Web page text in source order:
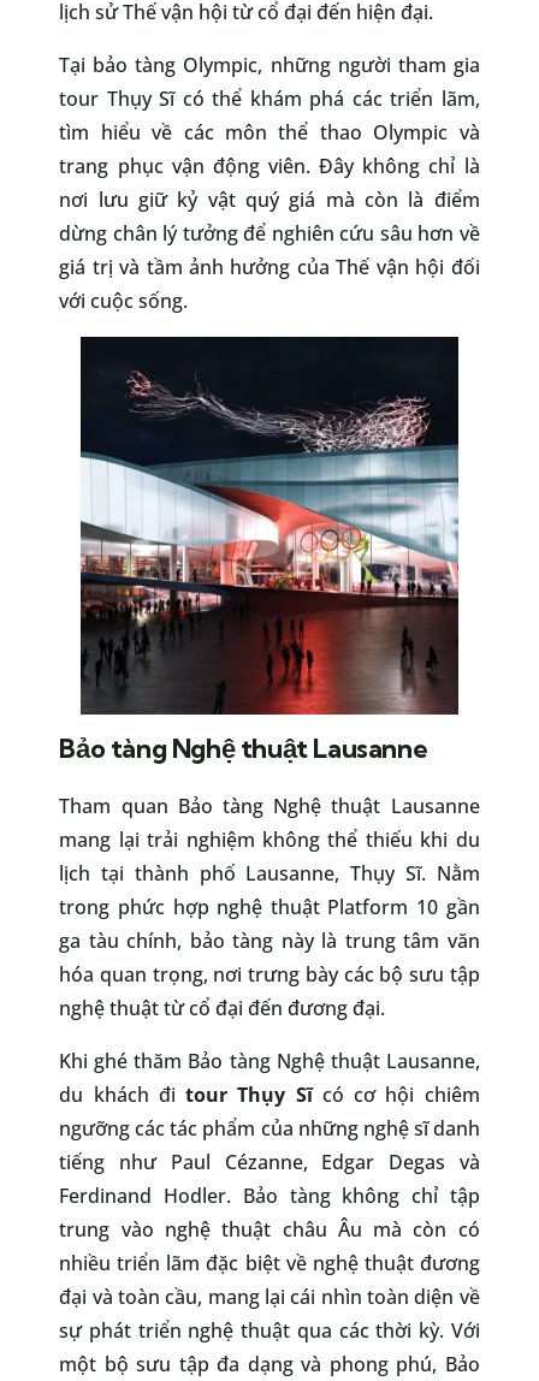
lịch sử Thế vận hội từ cổ đại đến hiện đại.
Tại bảo tàng Olympic, những người tham gia
tour Thụy Sĩ có thể khám phá các triển lãm,
tìm hiểu về các môn thể thao Olympic và
trang phục vận động viên. Đây không chỉ là
nơi lưu giữ kỷ vật quý giá mà còn là điểm
dừng chân lý tưởng để nghiên cứu sâu hơn về
giá trị và tầm ảnh hưởng của Thế vận hội đối
với cuộc sống.
Bảo tàng Nghệ thuật Lausanne
Tham quan Bảo tàng Nghệ thuật Lausanne
mang lại trải nghiệm không thể thiếu khi du
lịch tại thành phố Lausanne, Thụy Sĩ. Nằm
trong phức hợp nghệ thuật Platform 10 gần
ga tàu chính, bảo tàng này là trung tâm văn
hóa quan trọng, nơi trưng bày các bộ sưu tập
nghệ thuật từ cổ đại đến đương đại.
Khi ghé thăm Bảo tàng Nghệ thuật Lausanne,
du khách đitour Thụy Sĩcó cơ hội chiêm
ngưỡng các tác phẩm của những nghệ sĩ danh
tiếng như Paul Cézanne, Edgar Degas và
Ferdinand Hodler. Bảo tàng không chỉ tập
trung vào nghệ thuật châu Âu mà còn có
nhiều triển lãm đặc biệt về nghệ thuật đương
đại và toàn cầu, mang lại cái nhìn toàn diện về
sự phát triển nghệ thuật qua các thời kỳ. Với
một bộ sưu tập đa dạng và phong phú, Bảo